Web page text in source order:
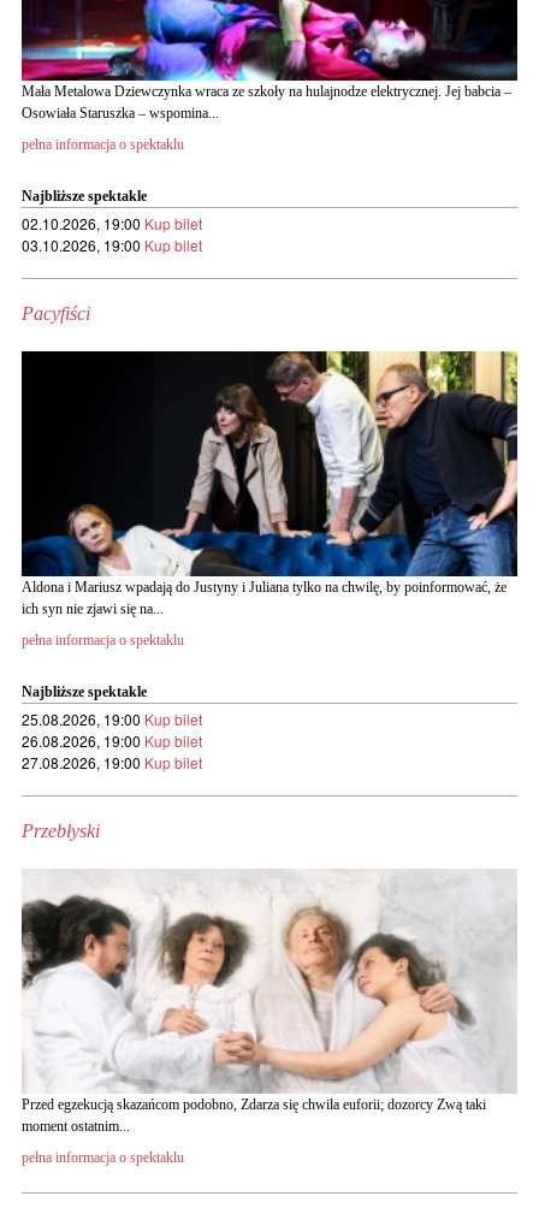
Mała Metalowa Dziewczynka wraca ze szkoły na hulajnodze elektrycznej. Jej babcia –
Osowiała Staruszka – wspomina...
pełna informacja o spektaklu
Najbliższe spektakle
02.10.2026, 19:00 Kup bilet
03.10.2026, 19:00 Kup bilet
Pacyfiści
Aldona i Mariusz wpadają do Justyny i Juliana tylko na chwilę, by poinformować, że
ich syn nie zjawi się na...
pełna informacja o spektaklu
Najbliższe spektakle
25.08.2026, 19:00 Kup bilet
26.08.2026, 19:00 Kup bilet
27.08.2026, 19:00 Kup bilet
Przebłyski
Przed egzekucją skazańcom podobno, Zdarza się chwila euforii; dozorcy Zwą taki
moment ostatnim...
pełna informacja o spektaklu